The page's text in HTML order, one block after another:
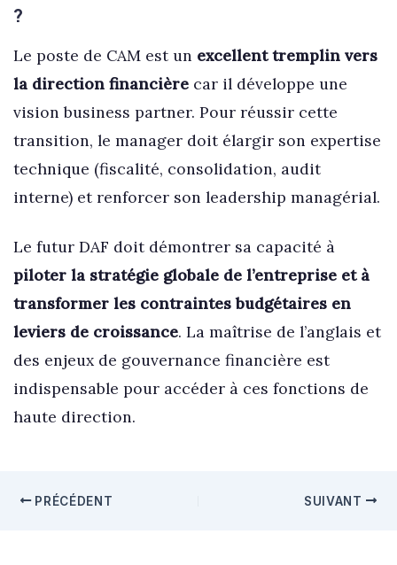
?
Le poste de CAM est un excellent tremplin vers
la direction financièrecar il développe une
vision business partner. Pour réussir cette
transition, le manager doit élargir son expertise
technique (fiscalité, consolidation, audit
interne) et renforcer son leadership managérial.
Le futur DAF doit démontrer sa capacité à
piloter la stratégie globale de l’entreprise et à
transformer les contraintes budgétaires en
leviers de croissance. La maîtrise de l’anglais et
des enjeux de gouvernance financière est
indispensable pour accéder à ces fonctions de
haute direction.
PRÉCÉDENT SUIVANT